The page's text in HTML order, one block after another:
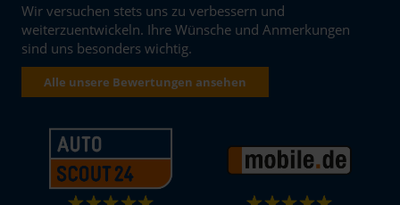
Wir versuchen stets uns zu verbessern und
weiterzuentwickeln. Ihre Wünsche und Anmerkungen
sind uns besonders wichtig.
Alle unsere Bewertungen ansehen